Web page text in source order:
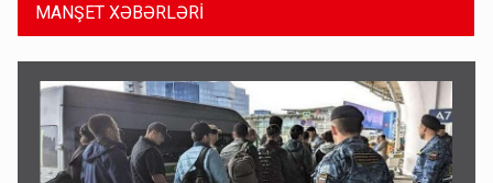
MANŞET XƏBƏRLƏRİ